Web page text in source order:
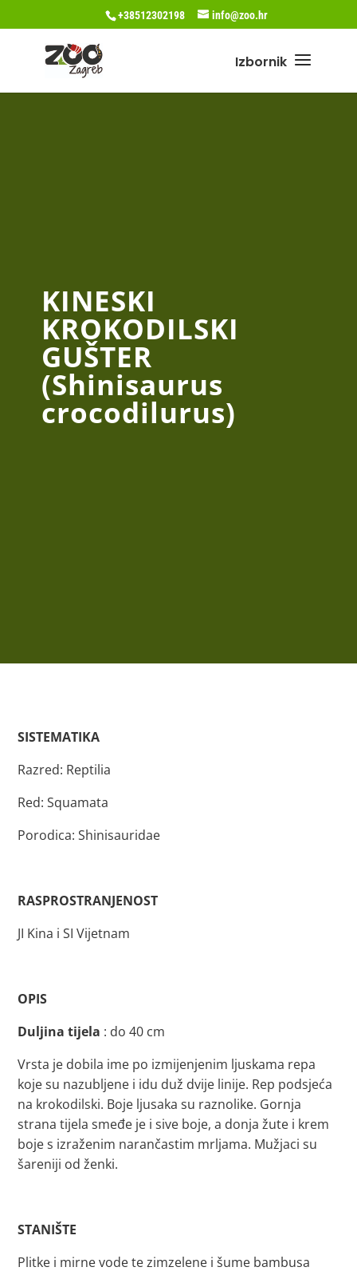
+38512302198 info@zoo.hr
KINESKI
KROKODILSKI
GUŠTER
(Shinisaurus
crocodilurus)
SISTEMATIKA
Razred: Reptilia
Red: Squamata
Porodica: Shinisauridae
RASPROSTRANJENOST
JI Kina i SI Vijetnam
OPIS
Duljina tijela : do 40 cm
Vrsta je dobila ime po izmijenjenim ljuskama repa
koje su nazubljene i idu duž dvije linije. Rep podsjeća
na krokodilski. Boje ljusaka su raznolike. Gornja
strana tijela smeđe je i sive boje, a donja žute i krem
boje s izraženim narančastim mrljama. Mužjaci su
šareniji od ženki.
STANIŠTE
Plitke i mirne vode te zimzelene i šume bambusa